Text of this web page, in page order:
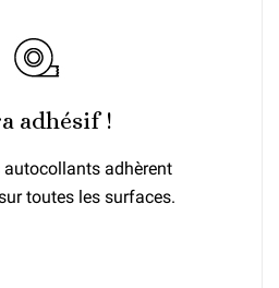
adhésif !
adhèrent
toutes les surfaces.